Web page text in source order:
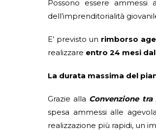
Possono essere
dell’imprenditorialità
E’ previsto un rimborso
realizzare entro 24 mesi
La durata massima del
Grazie alla Convenzione
spesa ammessi alle
realizzazione più rapidi, un